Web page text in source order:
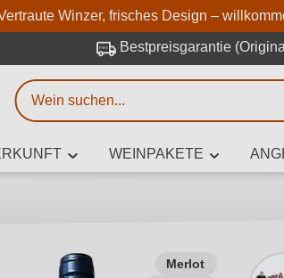
Zum
Zur
Zur
Winzer, frisches Design –
Bestpreisgarantie
WEINPAKETE
Merlot
3 Zeichen eingeben